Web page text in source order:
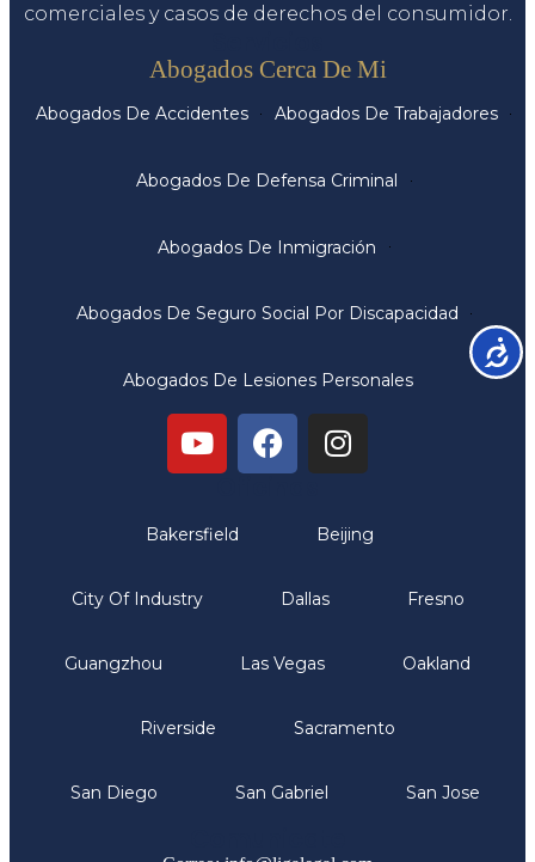
comerciales y casos de derechos del consumidor.
Abogados Cerca De Mi
Abogados De Accidentes Abogados De Trabajadores
Abogados De Defensa Criminal
Abogados De Inmigración
Abogados De Seguro Social Por Discapacidad
Abogados De Lesiones Personales
Bakersfield Beijing
City Of Industry Dallas Fresno
Guangzhou Las Vegas Oakland
Riverside Sacramento
San Diego San Gabriel San Jose